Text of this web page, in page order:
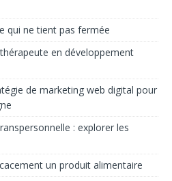
qui ne tient pas fermée
en développement
de marketing web digital pour
: explorer les
un produit alimentaire